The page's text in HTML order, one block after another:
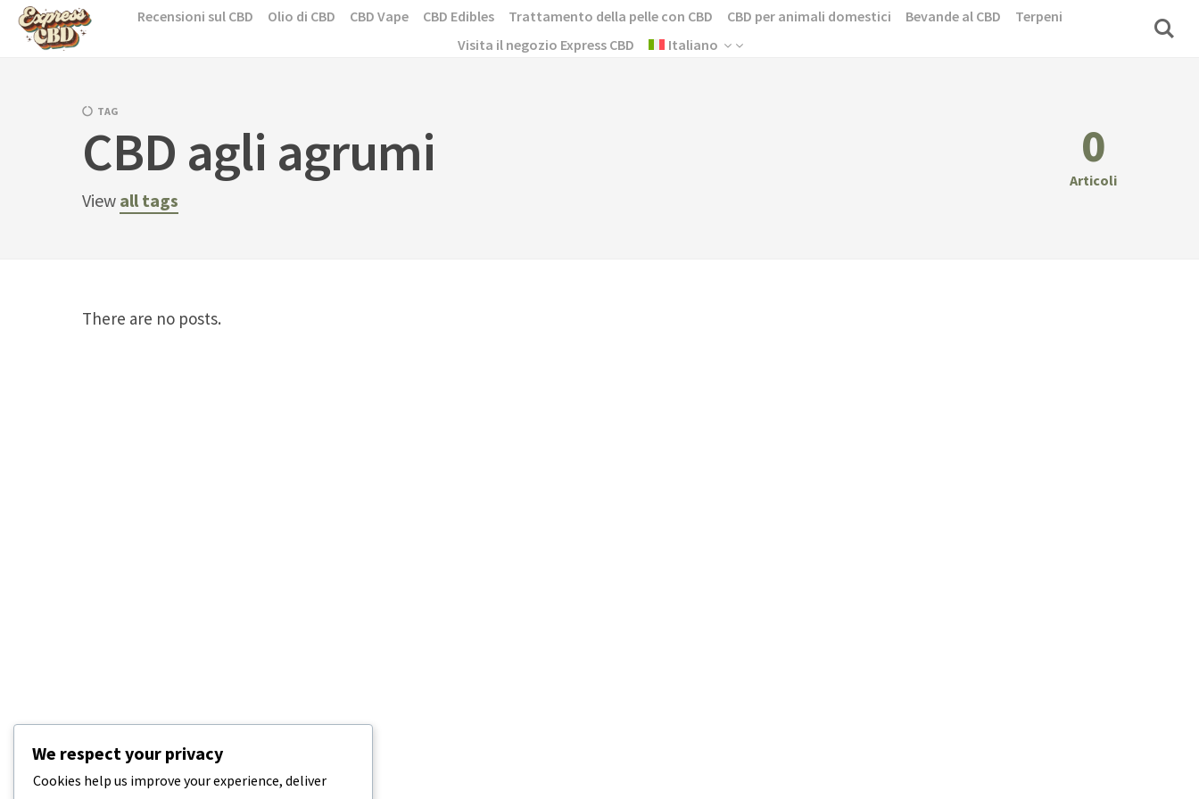
Skip
Recensioni sul CBD Olio di CBD CBD Vape CBD Edibles Trattamento della pelle con CBD CBD per animali domestici Bevande al CBD
Terpeni
Visita il negozio Express CBD
Italiano
TAG
CBD agli agrumi
View all tags
0
Articoli
There are no posts.
We respect your privacy
Cookies help us improve your experience, deliver